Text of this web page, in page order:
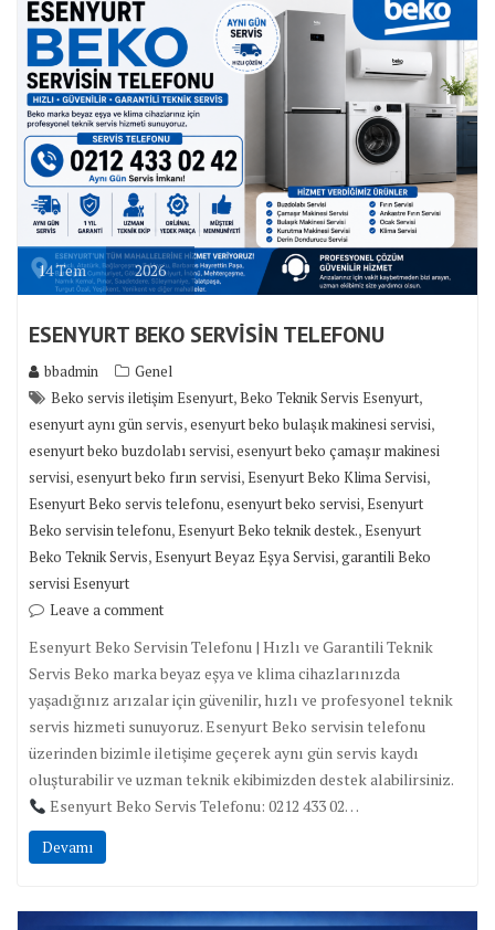
14Tem 2026
ESENYURT BEKO SERVİSİN TELEFONU
bbadmin
Genel
Beko servis iletişim Esenyurt,Beko Teknik Servis Esenyurt,
esenyurt aynı gün servis,esenyurt beko bulaşık makinesi servisi,
esenyurt beko buzdolabı servisi,esenyurt beko çamaşır makinesi
servisi,esenyurt beko fırın servisi,Esenyurt Beko Klima Servisi,
Esenyurt Beko servis telefonu,esenyurt beko servisi,Esenyurt
Beko servisin telefonu,Esenyurt Beko teknik destek.,Esenyurt
Beko Teknik Servis,Esenyurt Beyaz Eşya Servisi,garantili Beko
servisi Esenyurt
Leave a comment
Esenyurt Beko Servisin Telefonu | Hızlı ve Garantili Teknik
Servis Beko marka beyaz eşya ve klima cihazlarınızda
yaşadığınız arızalar için güvenilir, hızlı ve profesyonel teknik
servis hizmeti sunuyoruz. Esenyurt Beko servisin telefonu
üzerinden bizimle iletişime geçerek aynı gün servis kaydı
oluşturabilir ve uzman teknik ekibimizden destek alabilirsiniz.
Esenyurt Beko Servis Telefonu: 0212 433 02…
Devamı